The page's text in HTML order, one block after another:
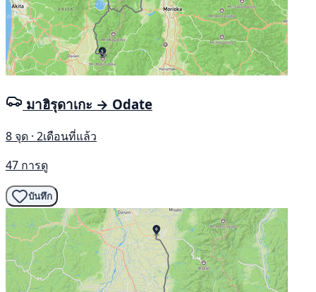
มาฮิรุดาเกะ → Odate
8 จุด · 2เดือนที่แล้ว
47 การดู
บันทึก